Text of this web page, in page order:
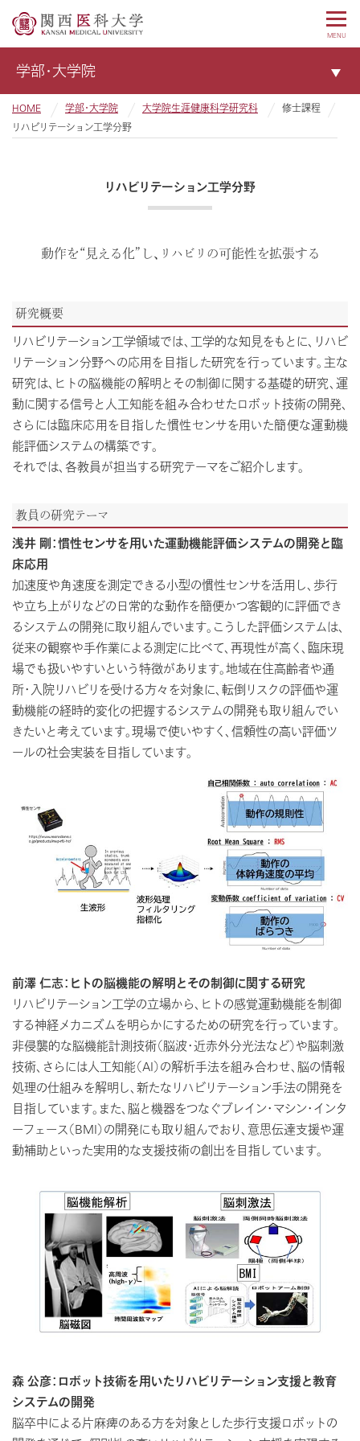
MENU
学部・大学院
HOME 学部・大学院 大学院生涯健康科学研究科
修士課程
リハビリテーション工学分野
リハビリテーション工学分野
動作を“見える化”し、リハビリの可能性を拡張する
研究概要
リハビリテーション工学領域では、工学的な知見をもとに、リハビ
リテーション分野への応用を目指した研究を行っています。主な
研究は、ヒトの脳機能の解明とその制御に関する基礎的研究、運
動に関する信号と人工知能を組み合わせたロボット技術の開発、
さらには臨床応用を目指した慣性センサを用いた簡便な運動機
能評価システムの構築です。
それでは、各教員が担当する研究テーマをご紹介します。
教員の研究テーマ
浅井 剛：慣性センサを用いた運動機能評価システムの開発と臨
床応用
加速度や角速度を測定できる小型の慣性センサを活用し、歩行
や立ち上がりなどの日常的な動作を簡便かつ客観的に評価でき
るシステムの開発に取り組んでいます。こうした評価システムは、
従来の観察や手作業による測定に比べて、再現性が高く、臨床現
場でも扱いやすいという特徴があります。地域在住高齢者や通
所・入院リハビリを受ける方々を対象に、転倒リスクの評価や運
動機能の経時的変化の把握するシステムの開発も取り組んでい
きたいと考えています。現場で使いやすく、信頼性の高い評価ツ
ールの社会実装を目指しています。
前澤 仁志：ヒトの脳機能の解明とその制御に関する研究
リハビリテーション工学の立場から、ヒトの感覚運動機能を制御
する神経メカニズムを明らかにするための研究を行っています。
非侵襲的な脳機能計測技術（脳波・近赤外分光法など）や脳刺激
技術、さらには人工知能（AI）の解析手法を組み合わせ、脳の情報
処理の仕組みを解明し、新たなリハビリテーション手法の開発を
目指しています。また、脳と機器をつなぐブレイン・マシン・インタ
ーフェース（BMI）の開発にも取り組んでおり、意思伝達支援や運
動補助といった実用的な支援技術の創出を目指しています。
森 公彦：ロボット技術を用いたリハビリテーション支援と教育
システムの開発
脳卒中による片麻痺のある方を対象とした歩行支援ロボットの